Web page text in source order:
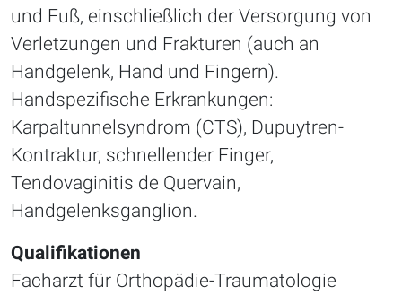
und Fuß, einschließlich der Versorgung von
Verletzungen und Frakturen (auch an
Handgelenk, Hand und Fingern).
Handspezifische Erkrankungen:
Karpaltunnelsyndrom (CTS), Dupuytren-
Kontraktur, schnellender Finger,
Tendovaginitis de Quervain,
Handgelenksganglion.
Qualifikationen
Facharzt für Orthopädie-Traumatologie